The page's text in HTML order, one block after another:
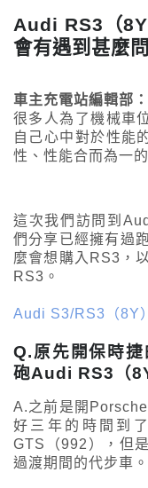
Audi RS3（
會有遇到甚麼
車主充電站編輯部：
很多人為了機械車
自己心中對於性能
性、性能合而為一
這次我們訪問到
們分享已經擁有過
麼會想購入RS3，
RS3。
Audi S3/RS3（8Y
Q.原先開保時
砲Audi RS3（
A.之前是開
好三年的時間到
GTS（992），但
過渡期間的代步車。